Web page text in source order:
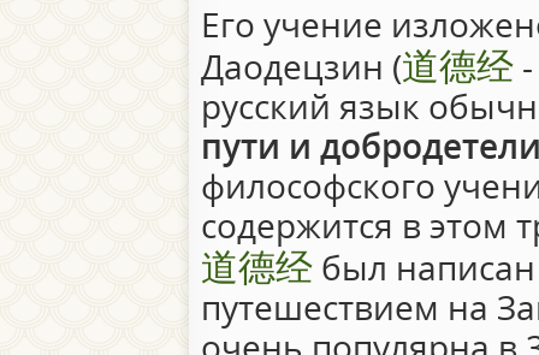
Его учение
Даодецзин (道德经
русский язык
пути и
философского
содержится в этом
道德经был
путешествием на